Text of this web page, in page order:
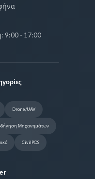
9:00 - 17:00
Drone/UAV
Μηχανημάτων
CivilPOS